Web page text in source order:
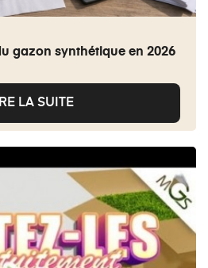
gazon synthétique en 2026
LA SUITE